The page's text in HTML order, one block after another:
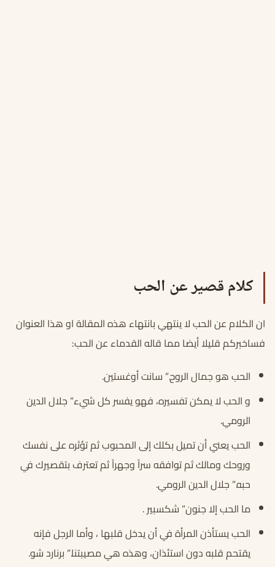
كلام قصير عن الحب
ان الكلام عن الحب لا ينتهي بانتهاء هذه المقالة او هذا العنوان
فساخبركم قليلا أيضا مما قاله القدماء عن الحب:
الحب هو جمال الروح.” سانت أوغستين.
و الحب لا يمكن تفسيره، فهو يفسر كل شيء” جلال الدين
الرومي.
الحب يعني أن تميل بكلك إلى المحبوب ثم تؤثره على نفسك
وروحك ومالك ثم توافقه سراً وجهراً ثم تعترف بتقصيرك في
حبه.” جلال الدين الرومي.
ما الحب إلا جنون” شكسبير .
الحب يستأذن المرأة في أن يدخل قلبها ، وأما الرجل فإنه
يقتحم قلبه دون استئذان، وهذه هي مصيبتنا.” برنارد شو.